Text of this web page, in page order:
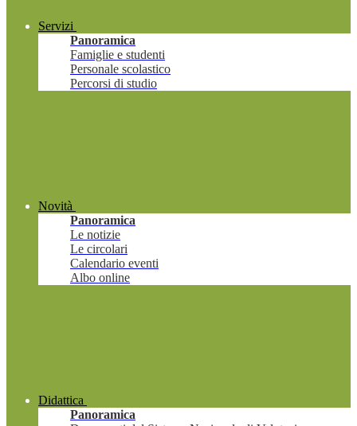
Servizi
Panoramica
Famiglie e studenti
Personale scolastico
Percorsi di studio
Novità
Panoramica
Le notizie
Le circolari
Calendario eventi
Albo online
Didattica
Panoramica